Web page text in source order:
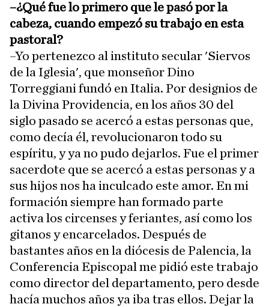
–¿Qué fue lo primero que le pasó por la
cabeza, cuando empezó su trabajo en esta
pastoral?
–Yo pertenezco al instituto secular 'Siervos
de la Iglesia', que monseñor Dino
Torreggiani fundó en Italia. Por designios de
la Divina Providencia, en los años 30 del
siglo pasado se acercó a estas personas que,
como decía él, revolucionaron todo su
espíritu, y ya no pudo dejarlos. Fue el primer
sacerdote que se acercó a estas personas y a
sus hijos nos ha inculcado este amor. En mi
formación siempre han formado parte
activa los circenses y feriantes, así como los
gitanos y encarcelados. Después de
bastantes años en la diócesis de Palencia, la
Conferencia Episcopal me pidió este trabajo
como director del departamento, pero desde
hacía muchos años ya iba tras ellos. Dejar la